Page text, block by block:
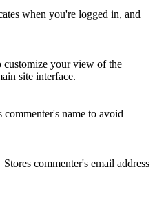
when you're logged in, and
customize your view of the
site interface.
commenter's name to avoid
Stores commenter's email address